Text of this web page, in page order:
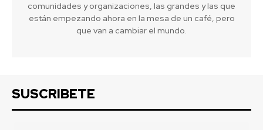
comunidades y organizaciones, las grandes y las que
están empezando ahora en la mesa de un café, pero
que van a cambiar el mundo.
SUSCRIBETE